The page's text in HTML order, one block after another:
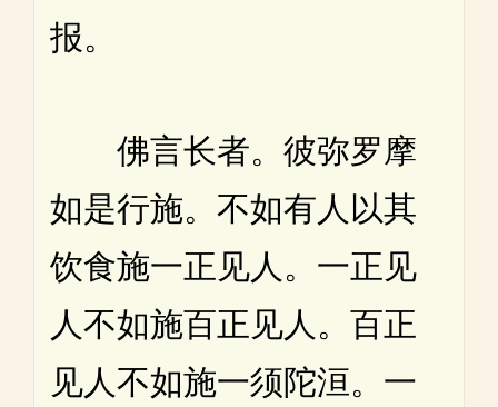
报。
佛言长者。彼弥罗摩
如是行施。不如有人以其
饮食施一正见人。一正见
人不如施百正见人。百正
见人不如施一须陀洹。一